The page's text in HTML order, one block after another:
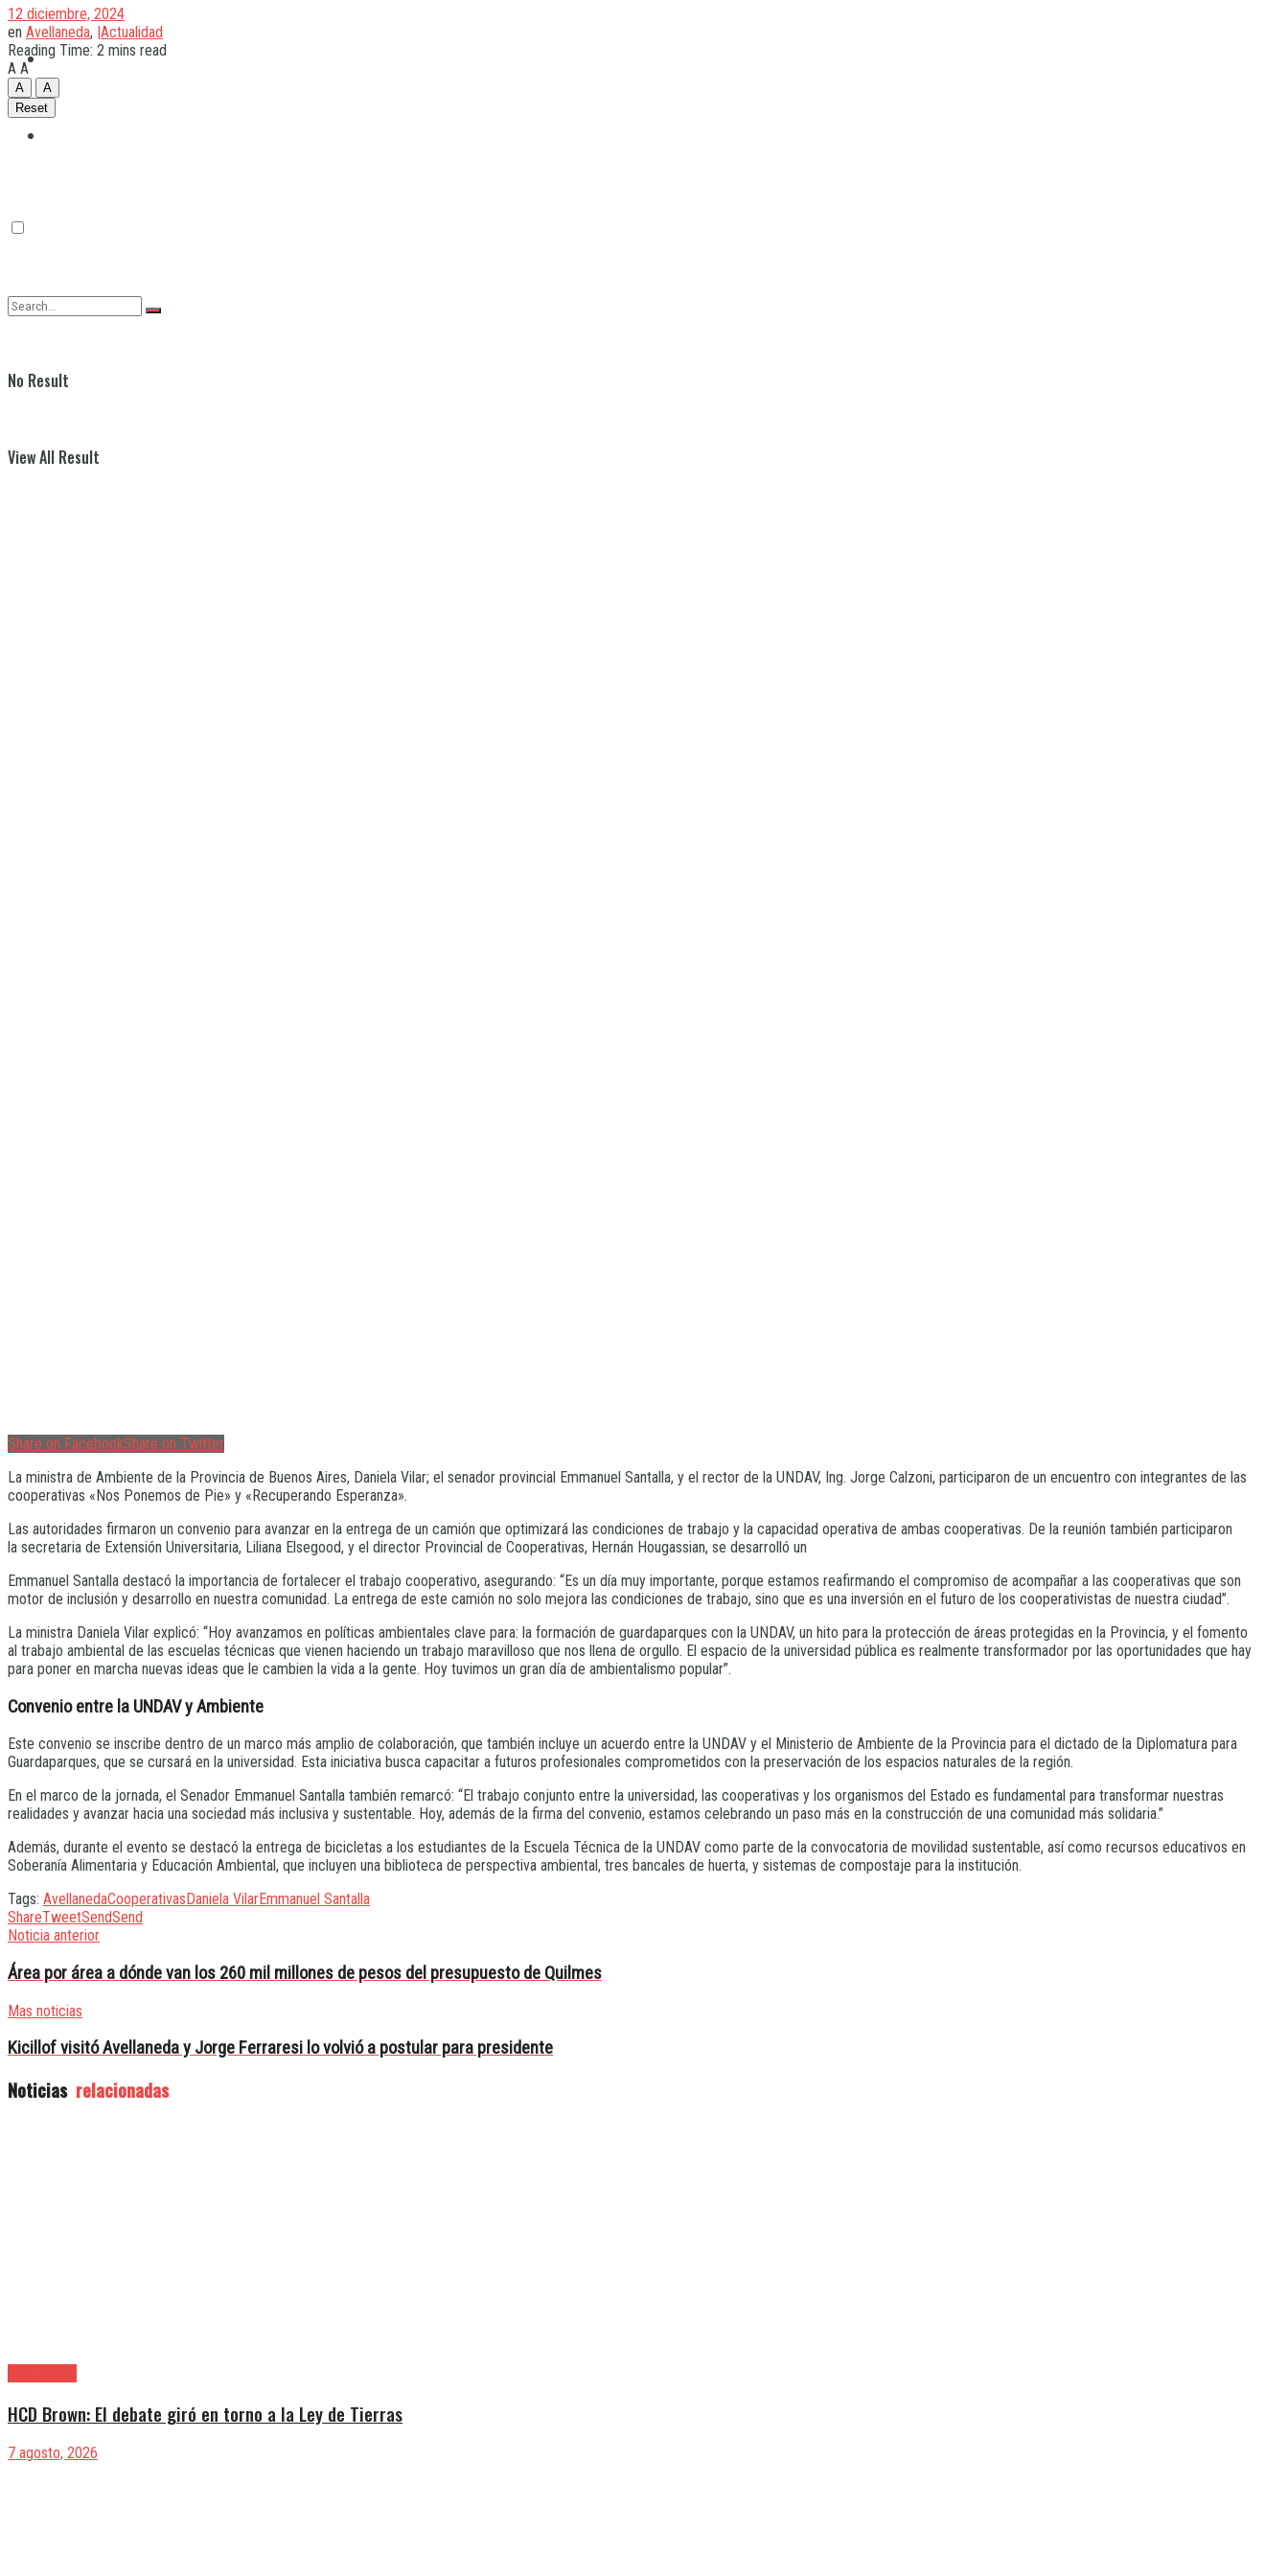
Quilmes
No Result
View All Result
12 diciembre, 2024
en Avellaneda, |Actualidad
Reading Time: 2 mins read
A A
A
A
Reset
Share on FacebookShare on Twitter
La ministra de Ambiente de la Provincia de Buenos Aires, Daniela Vilar; el senador provincial Emmanuel Santalla, y el rector de la UNDAV, Ing. Jorge Calzoni, participaron de un encuentro con integrantes de las
cooperativas «Nos Ponemos de Pie» y «Recuperando Esperanza».
Las autoridades firmaron un convenio para avanzar en la entrega de un camión que optimizará las condiciones de trabajo y la capacidad operativa de ambas cooperativas. De la reunión también participaron
la secretaria de Extensión Universitaria, Liliana Elsegood, y el director Provincial de Cooperativas, Hernán Hougassian, se desarrolló un
Emmanuel Santalla destacó la importancia de fortalecer el trabajo cooperativo, asegurando: “Es un día muy importante, porque estamos reafirmando el compromiso de acompañar a las cooperativas que son
motor de inclusión y desarrollo en nuestra comunidad. La entrega de este camión no solo mejora las condiciones de trabajo, sino que es una inversión en el futuro de los cooperativistas de nuestra ciudad”.
La ministra Daniela Vilar explicó: “Hoy avanzamos en políticas ambientales clave para: la formación de guardaparques con la UNDAV, un hito para la protección de áreas protegidas en la Provincia, y el fomento
al trabajo ambiental de las escuelas técnicas que vienen haciendo un trabajo maravilloso que nos llena de orgullo. El espacio de la universidad pública es realmente transformador por las oportunidades que hay
para poner en marcha nuevas ideas que le cambien la vida a la gente. Hoy tuvimos un gran día de ambientalismo popular”.
Convenio entre la UNDAV y Ambiente
Este convenio se inscribe dentro de un marco más amplio de colaboración, que también incluye un acuerdo entre la UNDAV y el Ministerio de Ambiente de la Provincia para el dictado de la Diplomatura para
Guardaparques, que se cursará en la universidad. Esta iniciativa busca capacitar a futuros profesionales comprometidos con la preservación de los espacios naturales de la región.
En el marco de la jornada, el Senador Emmanuel Santalla también remarcó: “El trabajo conjunto entre la universidad, las cooperativas y los organismos del Estado es fundamental para transformar nuestras
realidades y avanzar hacia una sociedad más inclusiva y sustentable. Hoy, además de la firma del convenio, estamos celebrando un paso más en la construcción de una comunidad más solidaria.”
Además, durante el evento se destacó la entrega de bicicletas a los estudiantes de la Escuela Técnica de la UNDAV como parte de la convocatoria de movilidad sustentable, así como recursos educativos en
Soberanía Alimentaria y Educación Ambiental, que incluyen una biblioteca de perspectiva ambiental, tres bancales de huerta, y sistemas de compostaje para la institución.
Tags: AvellanedaCooperativas Daniela VilarEmmanuel Santalla
ShareTweetSendSend
Noticia anterior
Área por área a dónde van los 260 mil millones de pesos del presupuesto de Quilmes
Mas noticias
Kicillof visitó Avellaneda y Jorge Ferraresi lo volvió a postular para presidente
Noticias relacionadas
HCD Brown: El debate giró en torno a la Ley de Tierras
7 agosto, 2026